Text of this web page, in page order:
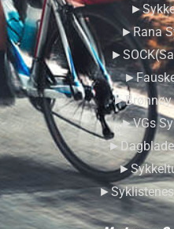
►Rana
►Brønnøy
►VGs